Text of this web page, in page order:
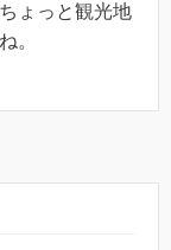
ょっと観光地
。